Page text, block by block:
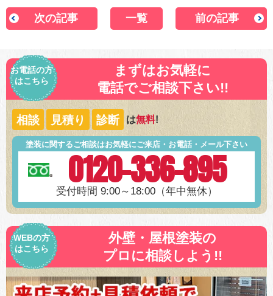
次の記事 一覧 前の記事
お電話の方
はこちら
まずはお気軽に
電話でご相談下さい!!
相談 見積り 診断 は無料!
塗装に関するご相談はお気軽にご来店・お電話・メール下さい
0120-336-895
受付時間 9:00～18:00（年中無休）
WEBの方
はこちら
外壁・屋根塗装の
プロに相談しよう!!